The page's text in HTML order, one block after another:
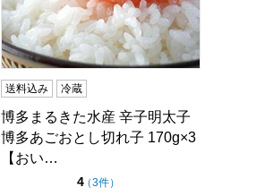
送料込み 冷蔵
博多まるきた水産 辛子明太子
博多あごおとし切れ子 170g×3
【おい…
4点（5点満点中）
（3件の評価
）